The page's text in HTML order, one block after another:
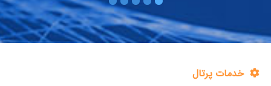
خدمات پرتال